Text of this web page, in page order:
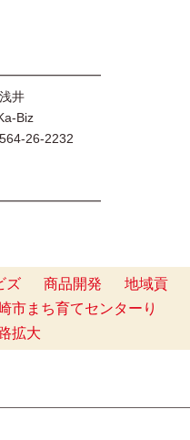
井
Biz
26-2232
ズ 商品開発
地域貢
市まち育てセンターり
拡大